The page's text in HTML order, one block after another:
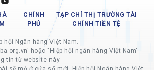
CHÍNH
PHỦ
TẠP CHÍ THỊ TRƯỜNG TÀI
CHÍNH TIỀN TỆ
hội Ngân hàng Việt Nam.
hoặc "Hiệp hội ngân hàng Việt Nam"
tin từ website này.
sẽ mở ở cửa sổ mới, Hiệp hội Ngân hàng Việt